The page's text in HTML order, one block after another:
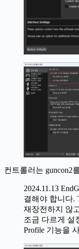
컨트롤러는 guncon2
2024.11.13
결해야 합니다.
재장전하지 않
조금 다르게 설
Profile 기능을